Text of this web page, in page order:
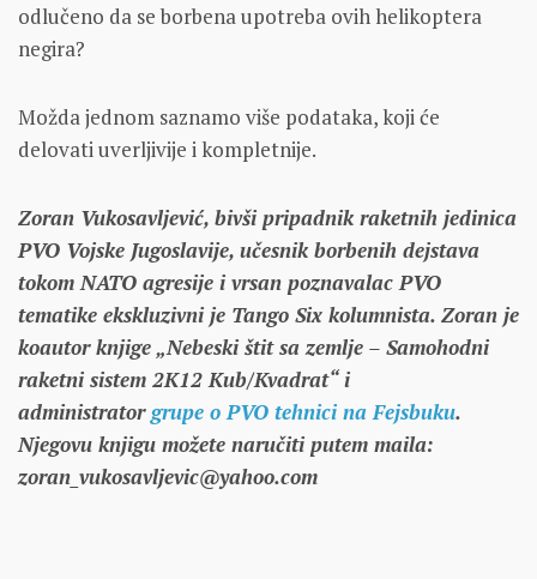
odlučeno da se borbena upotreba ovih helikoptera
negira?
Možda jednom saznamo više podataka, koji će
delovati uverljivije i kompletnije.
Zoran Vukosavljević, bivši pripadnik raketnih jedinica
PVO Vojske Jugoslavije, učesnik borbenih dejstava
tokom NATO agresije i vrsan poznavalac PVO
tematike ekskluzivni je Tango Six kolumnista. Zoran je
koautor knjige „Nebeski štit sa zemlje – Samohodni
raketni sistem 2K12 Kub/Kvadrat“ i
administratorgrupe o PVO tehnici na Fejsbuku.
Njegovu knjigu možete naručiti putem maila:
zoran_vukosavljevic@yahoo.com